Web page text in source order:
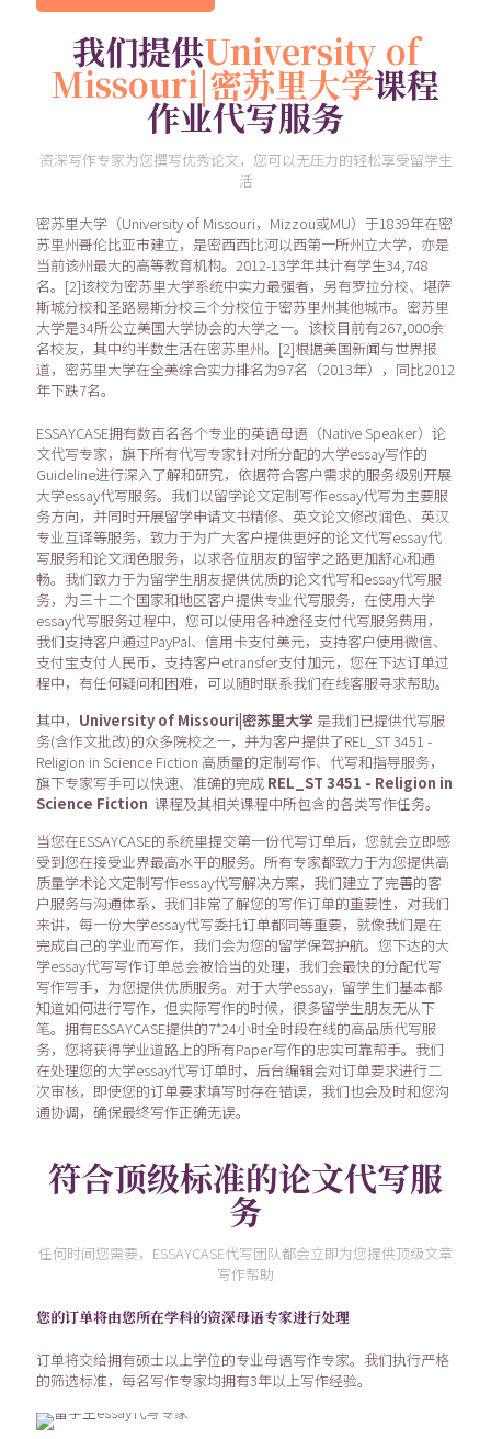
我们提供University of
Missouri|密苏里大学课程
作业代写服务
资深写作专家为您撰写优秀论文，您可以无压力的轻松享受留学生
活
密苏里大学（University of Missouri，Mizzou或MU）于1839年在密
苏里州哥伦比亚市建立，是密西西比河以西第一所州立大学，亦是
当前该州最大的高等教育机构。2012-13学年共计有学生34,748
名。[2]该校为密苏里大学系统中实力最强者，另有罗拉分校、堪萨
斯城分校和圣路易斯分校三个分校位于密苏里州其他城市。密苏里
大学是34所公立美国大学协会的大学之一。该校目前有267,000余
名校友，其中约半数生活在密苏里州。[2]根据美国新闻与世界报
道，密苏里大学在全美综合实力排名为97名（2013年），同比2012
年下跌7名。
ESSAYCASE拥有数百名各个专业的英语母语（Native Speaker）论
文代写专家，旗下所有代写专家针对所分配的大学essay写作的
Guideline进行深入了解和研究，依据符合客户需求的服务级别开展
大学essay代写服务。我们以留学论文定制写作essay代写为主要服
务方向，并同时开展留学申请文书精修、英文论文修改润色、英汉
专业互译等服务，致力于为广大客户提供更好的论文代写essay代
写服务和论文润色服务，以求各位朋友的留学之路更加舒心和通
畅。我们致力于为留学生朋友提供优质的论文代写和essay代写服
务，为三十二个国家和地区客户提供专业代写服务，在使用大学
essay代写服务过程中，您可以使用各种途径支付代写服务费用，
我们支持客户通过PayPal、信用卡支付美元，支持客户使用微信、
支付宝支付人民币，支持客户etransfer支付加元，您在下达订单过
程中，有任何疑问和困难，可以随时联系我们在线客服寻求帮助。
其中， University of Missouri|密苏里大学 是我们已提供代写服
务(含作文批改)的众多院校之一，并为客户提供了REL_ST 3451 -
Religion in Science Fiction 高质量的定制写作、代写和指导服务，
旗下专家写手可以快速、准确的完成 REL_ST 3451 - Religion in
Science Fiction 课程及其相关课程中所包含的各类写作任务。
当您在ESSAYCASE的系统里提交第一份代写订单后，您就会立即感
受到您在接受业界最高水平的服务。所有专家都致力于为您提供高
质量学术论文定制写作essay代写解决方案，我们建立了完善的客
户服务与沟通体系，我们非常了解您的写作订单的重要性，对我们
来讲，每一份大学essay代写委托订单都同等重要，就像我们是在
完成自己的学业而写作，我们会为您的留学保驾护航。您下达的大
学essay代写写作订单总会被恰当的处理，我们会最快的分配代写
写作写手，为您提供优质服务。对于大学essay，留学生们基本都
知道如何进行写作，但实际写作的时候，很多留学生朋友无从下
笔。拥有ESSAYCASE提供的7*24小时全时段在线的高品质代写服
务，您将获得学业道路上的所有Paper写作的忠实可靠帮手。我们
在处理您的大学essay代写订单时，后台编辑会对订单要求进行二
次审核，即使您的订单要求填写时存在错误，我们也会及时和您沟
通协调，确保最终写作正确无误。
符合顶级标准的论文代写服
务
任何时间您需要，ESSAYCASE代写团队都会立即为您提供顶级文章
写作帮助
您的订单将由您所在学科的资深母语专家进行处理
订单将交给拥有硕士以上学位的专业母语写作专家。我们执行严格
的筛选标准，每名写作专家均拥有3年以上写作经验。